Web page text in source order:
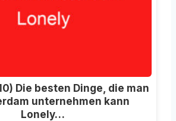
Die besten Dinge, die man
unternehmen kann
Lonely…